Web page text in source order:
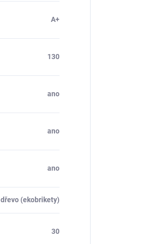
A+
130
ano
ano
ano
dřevo (ekobrikety)
30